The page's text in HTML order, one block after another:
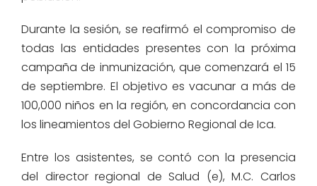
Durante la sesión, se reafirmó el compromiso de
todas las entidades presentes con la próxima
campaña de inmunización, que comenzará el 15
de septiembre. El objetivo es vacunar a más de
100,000 niños en la región, en concordancia con
los lineamientos del Gobierno Regional de Ica.
Entre los asistentes, se contó con la presencia
del director regional de Salud (e), M.C. Carlos